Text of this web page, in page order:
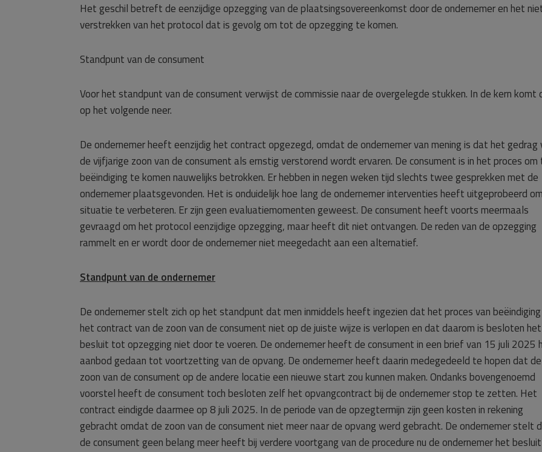
Het geschil betreft de eenzijdige opzegging van de plaatsingsovereenkomst door de ondernemer en het
verstrekken van het protocol dat is gevolg om tot de opzegging te komen.
Standpunt van de consument
Voor het standpunt van de consument verwijst de commissie naar de overgelegde stukken. In de kern komt
op het volgende neer.
De ondernemer heeft eenzijdig het contract opgezegd, omdat de ondernemer van mening is dat het gedrag
de vijfjarige zoon van de consument als ernstig verstorend wordt ervaren. De consument is in het proces
beëindiging te komen nauwelijks betrokken. Er hebben in negen weken tijd slechts twee gesprekken met de
ondernemer plaatsgevonden. Het is onduidelijk hoe lang de ondernemer interventies heeft uitgeprobeerd
situatie te verbeteren. Er zijn geen evaluatiemomenten geweest. De consument heeft voorts meermaals
gevraagd om het protocol eenzijdige opzegging, maar heeft dit niet ontvangen. De reden van de opzegging
rammelt en er wordt door de ondernemer niet meegedacht aan een alternatief.
Standpunt van de ondernemer
De ondernemer stelt zich op het standpunt dat men inmiddels heeft ingezien dat het proces van
het contract van de zoon van de consument niet op de juiste wijze is verlopen en dat daarom is besloten het
besluit tot opzegging niet door te voeren. De ondernemer heeft de consument in een brief van 15 juli 2025
aanbod gedaan tot voortzetting van de opvang. De ondernemer heeft daarin medegedeeld te hopen dat de
zoon van de consument op de andere locatie een nieuwe start zou kunnen maken. Ondanks bovengenoemd
voorstel heeft de consument toch besloten zelf het opvangcontract bij de ondernemer stop te zetten. Het
contract eindigde daarmee op 8 juli 2025. In de periode van de opzegtermijn zijn geen kosten in rekening
gebracht omdat de zoon van de consument niet meer naar de opvang werd gebracht. De ondernemer stelt
de consument geen belang meer heeft bij verdere voortgang van de procedure nu de ondernemer het